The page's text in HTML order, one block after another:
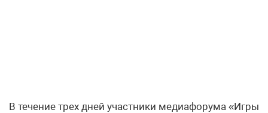
В течение трех дней участники медиафорума «Игры